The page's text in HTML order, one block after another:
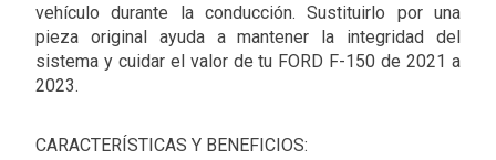
vehículo durante la conducción. Sustituirlo por una
pieza original ayuda a mantener la integridad del
sistema y cuidar el valor de tu FORD F-150 de 2021 a
2023.
CARACTERÍSTICAS Y BENEFICIOS: